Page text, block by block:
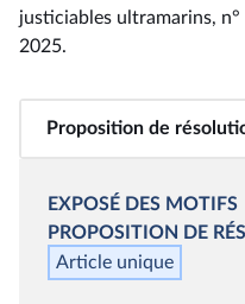
justiciables ultramarins, n°
2025.
Proposition de
EXPOSÉ DES MOTIFS
PROPOSITION DE
Article unique